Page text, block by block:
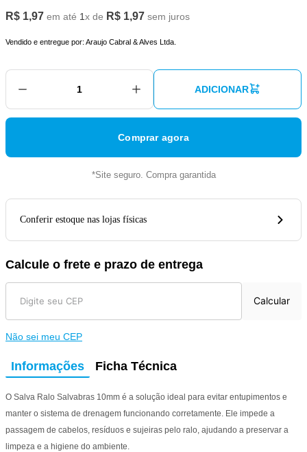
R$ 1,97 em até 1x de R$ 1,97 sem juros
Vendido e entregue por: Araujo Cabral & Alves Ltda.
ADICIONAR
Comprar agora
*Site seguro. Compra garantida
Conferir estoque nas lojas físicas
Calcule o frete e prazo de entrega
Calcular
Não sei meu CEP
Informações Ficha Técnica
O Salva Ralo Salvabras 10mm é a solução ideal para evitar entupimentos e
manter o sistema de drenagem funcionando corretamente. Ele impede a
passagem de cabelos, resíduos e sujeiras pelo ralo, ajudando a preservar a
limpeza e a higiene do ambiente.